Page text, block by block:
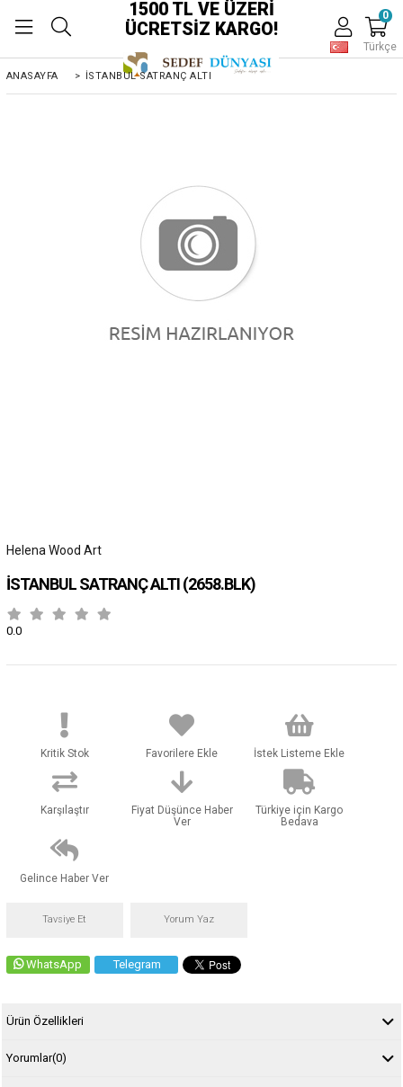
1500 TL VE ÜZERİ
ÜCRETSİZ KARGO!
Türkçe
0
ANASAYFA > İSTANBUL SATRANÇ ALTI
Helena Wood Art
İSTANBUL SATRANÇ ALTI(2658.BLK)
0.0
Kritik Stok Favorilere Ekle İstek Listeme Ekle
Karşılaştır
Fiyat Düşünce Haber
Ver
Türkiye için Kargo
Bedava
Gelince Haber Ver
Tavsiye Et Yorum Yaz
WhatsApp Telegram
Ürün Özellikleri
Yorumlar(0)